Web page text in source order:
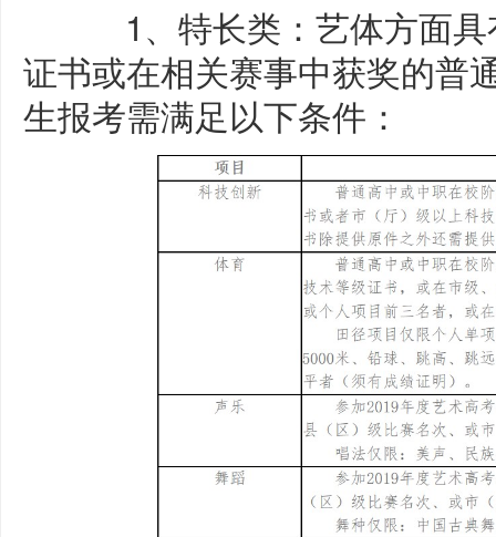
1、特长类：艺体方面具
证书或在相关赛事中获奖的普
生报考需满足以下条件：